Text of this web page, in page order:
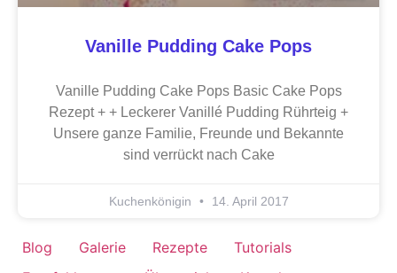
Vanille Pudding Cake Pops
Vanille Pudding Cake Pops Basic Cake Pops
Rezept + + Leckerer Vanillé Pudding Rührteig +
Unsere ganze Familie, Freunde und Bekannte
sind verrückt nach Cake
Kuchenkönigin 14. April 2017
Blog Galerie Rezepte
Tutorials